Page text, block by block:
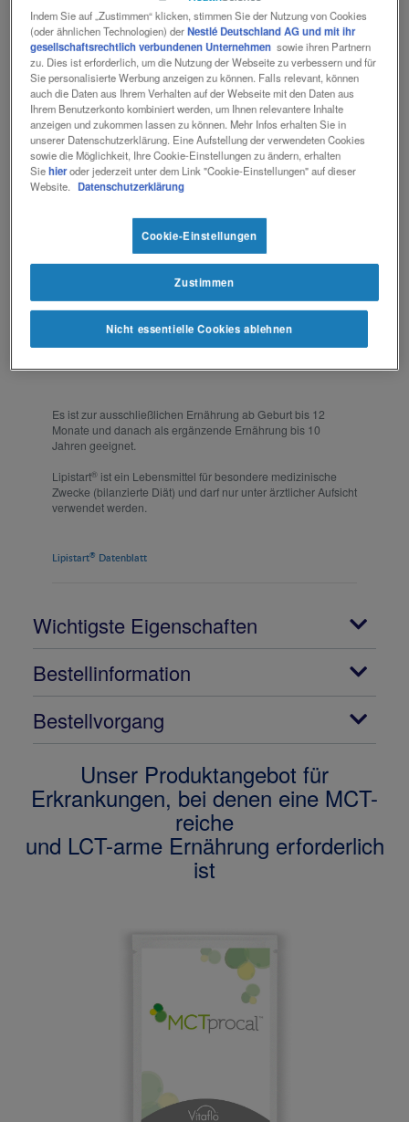
Lipistart®
Lipistart ®ist eine diätetisch vollständige Spezialnahrung in
Pulverform zum Diätmanagement bei Störungen der
Oxidation langkettiger Fettsäuren, Störungen im
MCT-reiche und LCT-arme Ernährung erforderlich ist.
ist eine Spezialnahrung mit einer definierten
Mischung aus Molkeneiweiß, Kohlenhydraten, Fett (reich an
mittelkettigen Triglyceriden [MCT] und arm an langkettigen
Spurenelementen sowie die mehrfach ungesättigten
Fettsäuren (LCPs) Arachidonsäure (ARA) und
Es ist zur ausschließlichen Ernährung ab Geburt bis 12
Monate und danach als ergänzende Ernährung bis 10
Jahren geeignet.
Lipistart®ist ein Lebensmittel für besondere medizinische
Zwecke (bilanzierte Diät) und darf nur unter ärztlicher Aufsicht
verwendet werden.
Lipistart® Datenblatt
Wichtigste Eigenschaften
Bestellinformation
Bestellvorgang
Unser Produktangebot für
Erkrankungen, bei denen eine MCT-
reiche
und LCT-arme Ernährung erforderlich
ist
Indem Sie auf „Zustimmen“ klicken, stimmen Sie der Nutzung von Cookies
(oder ähnlichen Technologien) derNestlé Deutschland AG und mit ihr
gesellschaftsrechtlich verbundenen Unternehmen sowie ihren Partnern
zu. Dies ist erforderlich, um die Nutzung der Webseite zu verbessern und für
Sie personalisierte Werbung anzeigen zu können. Falls relevant, können
auch die Daten aus Ihrem Verhalten auf der Webseite mit den Daten aus
Ihrem Benutzerkonto kombiniert werden, um Ihnen relevantere Inhalte
anzeigen und zukommen lassen zu können. Mehr Infos erhalten Sie in
unserer Datenschutzerklärung. Eine Aufstellung der verwendeten Cookies
sowie die Möglichkeit, Ihre Cookie-Einstellungen zu ändern, erhalten
Siehieroder jederzeit unter dem Link "Cookie-Einstellungen" auf dieser
Website.
Datenschutzerklärung
Cookie-Einstellungen
Nicht essentielle Cookies ablehnen
Zustimmen